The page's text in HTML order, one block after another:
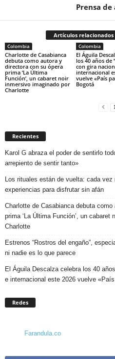
Prensa
Artículos relacionados
Colombia
Charlotte de Casabianca
debuta como autora y
directora con su ópera
prima ‘La Última
Función’, un cabaret noir
inmersivo imaginado por
Charlotte
Colombia
El Águila
los 40 años de
con gira
internacional
vuelve «País
Bogotá
Recientes
Karol G abraza el poder de sentirlo
arrepiento de sentir tanto»
Los rituales están de vuelta: cada
experiencias para disfrutar sin afán
Charlotte de Casabianca debuta
prima ‘La Última Función’, un cabaret
Charlotte
Estrenos “Rostros del engaño”,
ni nadie es lo que parece
El Águila Descalza celebra los 40
e internacional este 2026 vuelve
Redes
Farandula.co